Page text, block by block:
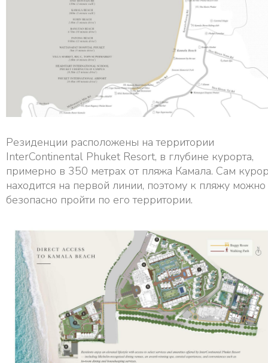
Резиденции расположены на территории
InterContinental Phuket Resort, в глубине курорта,
примерно в 350 метрах от пляжа Камала. Сам
находится на первой линии, поэтому к пляжу можно
безопасно пройти по его территории.